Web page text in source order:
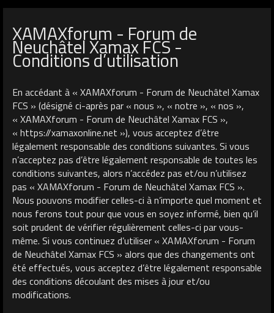
XAMAXforum - Forum de
Neuchâtel Xamax FCS -
Conditions d’utilisation
En accédant à « XAMAXforum - Forum de Neuchâtel Xamax
FCS » (désigné ci-après par « nous », « notre », « nos »,
« XAMAXforum - Forum de Neuchâtel Xamax FCS »,
« https://xamaxonline.net »), vous acceptez d’être
légalement responsable des conditions suivantes. Si vous
n’acceptez pas d’être légalement responsable de toutes les
conditions suivantes, alors n’accédez pas et/ou n’utilisez
pas « XAMAXforum - Forum de Neuchâtel Xamax FCS ».
Nous pouvons modifier celles-ci à n’importe quel moment et
nous ferons tout pour que vous en soyez informé, bien qu’il
soit prudent de vérifier régulièrement celles-ci par vous-
même. Si vous continuez d’utiliser « XAMAXforum - Forum
de Neuchâtel Xamax FCS » alors que des changements ont
été effectués, vous acceptez d’être légalement responsable
des conditions découlant des mises à jour et/ou
modifications.